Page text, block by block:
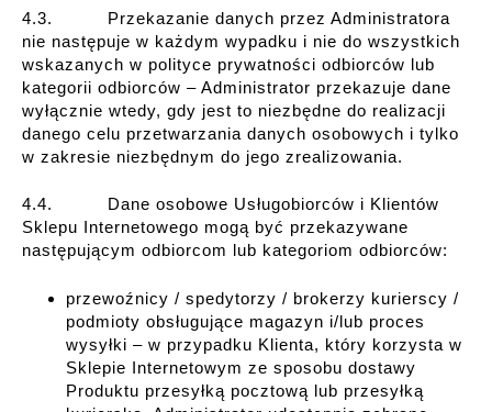
4.3. Przekazanie danych przez Administratora
nie następuje w każdym wypadku i nie do wszystkich
wskazanych w polityce prywatności odbiorców lub
kategorii odbiorców – Administrator przekazuje dane
wyłącznie wtedy, gdy jest to niezbędne do realizacji
danego celu przetwarzania danych osobowych i tylko
w zakresie niezbędnym do jego zrealizowania.
4.4. Dane osobowe Usługobiorców i Klientów
Sklepu Internetowego mogą być przekazywane
następującym odbiorcom lub kategoriom odbiorców:
przewoźnicy / spedytorzy / brokerzy kurierscy /
podmioty obsługujące magazyn i/lub proces
wysyłki – w przypadku Klienta, który korzysta w
Sklepie Internetowym ze sposobu dostawy
Produktu przesyłką pocztową lub przesyłką